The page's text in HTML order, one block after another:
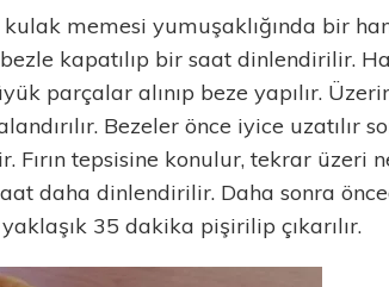
memesi yumuşaklığında bir
kapatılıp bir saat dinlendirilir.
parçalar alınıp beze yapılır.
Bezeler önce iyice uzatılır
Fırın tepsisine konulur, tekrar üzeri
daha dinlendirilir. Daha sonra
35 dakika pişirilip çıkarılır.